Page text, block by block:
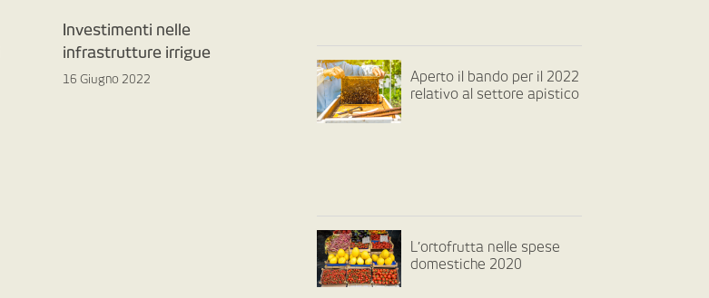
Investimenti nelle
infrastrutture irrigue
16 Giugno 2022
Aperto il bando per il 2022
relativo al settore apistico
L’ortofrutta nelle spese
domestiche 2020